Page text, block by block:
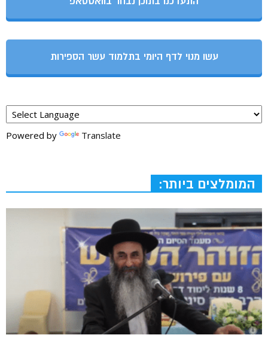
עשו מנוי לדף היומי בתלמוד עשר הספירות
Powered by Translate
המומלצים ביותר: